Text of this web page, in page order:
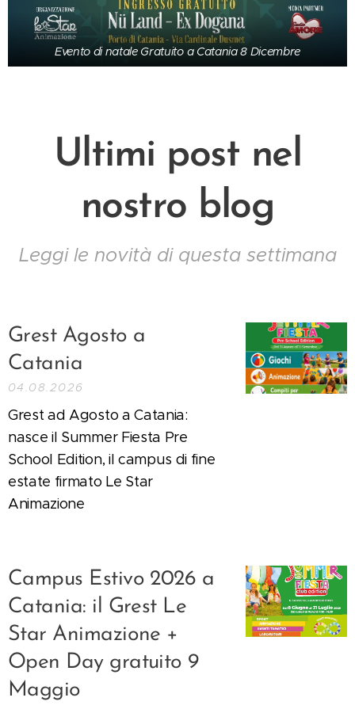
Evento di natale Gratuito a Catania 8 Dicembre
Ultimi post nel
nostro blog
Leggi le novità di questa settimana
Grest Agosto a
Catania
04.08.2026
Grest ad Agosto a Catania:
nasce il Summer Fiesta Pre
School Edition, il campus di fine
estate firmato Le Star
Animazione
Campus Estivo 2026 a
Catania: il Grest Le
Star Animazione +
Open Day gratuito 9
Maggio